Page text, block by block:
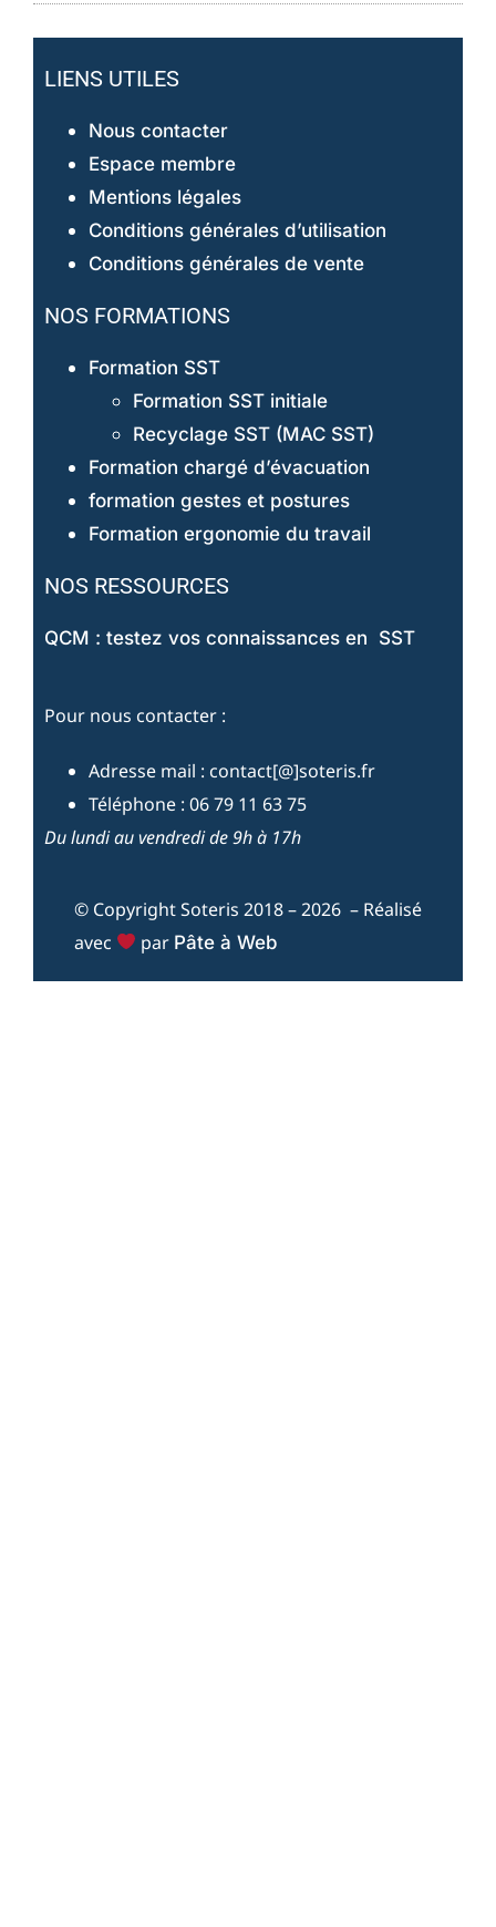
LIENS UTILES
Nous contacter
Espace membre
Mentions légales
Conditions générales d’utilisation
Conditions générales de vente
NOS FORMATIONS
Formation SST
Formation SST initiale
Recyclage SST (MAC SST)
Formation chargé d’évacuation
formation gestes et postures
Formation ergonomie du travail
NOS RESSOURCES
QCM : testez vos connaissances en SST
Pour nous contacter :
Adresse mail : contact[@]soteris.fr
Téléphone : 06 79 11 63 75
Du lundi au vendredi de 9h à 17h
© Copyright Soteris 2018 – 2026 – Réalisé
avec
par Pâte à Web